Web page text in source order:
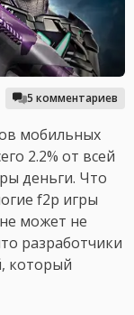
5 комментариев
мобильных
2.2% от всей
деньги. Что
f2p игры
может не
разработчики
который